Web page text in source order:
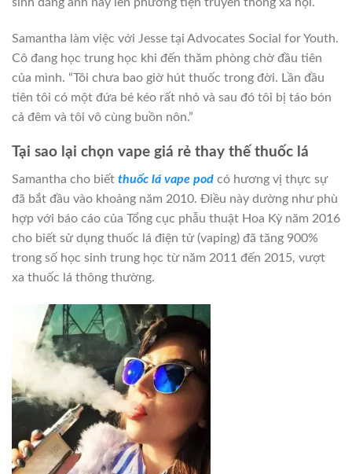
Samantha làm việc với Jesse tại Advocates Social for Youth.
Cô đang học trung học khi đến thăm phòng chờ đầu tiên
của mình. “Tôi chưa bao giờ hút thuốc trong đời. Lần đầu
tiên tôi có một đứa bé kéo rất nhỏ và sau đó tôi bị táo bón
cả đêm và tôi vô cùng buồn nôn.”
Tại sao lại chọn vape giá rẻ thay thế thuốc lá
Samantha cho biết thuốc lá vape pod có hương vị thực sự
đã bắt đầu vào khoảng năm 2010. Điều này dường như phù
hợp với báo cáo của Tổng cục phẫu thuật Hoa Kỳ năm 2016
cho biết sử dụng thuốc lá điện tử (vaping) đã tăng 900%
trong số học sinh trung học từ năm 2011 đến 2015, vượt
xa thuốc lá thông thường.